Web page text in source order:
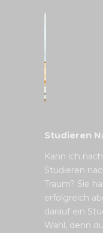
Studieren
Kann ich
Studieren
Traum? Sie
erfolgreich
darauf ein
Wahl, denn